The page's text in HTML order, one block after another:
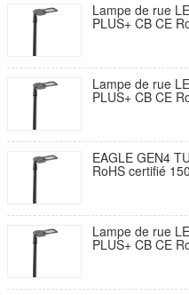
Lampe de rue
PLUS+ CB CE
avec capuchon
broches et
sans outil avec
Lampe de rue
PLUS+ CB CE
avec capuchon
broches et
autonettoyante
EAGLE GEN4
RoHS certifié
195lm/W Avec
10KV SPD
ouverture et
Lampe de rue
PLUS+ CB CE
avec capuchon
broches et
ouverture sans